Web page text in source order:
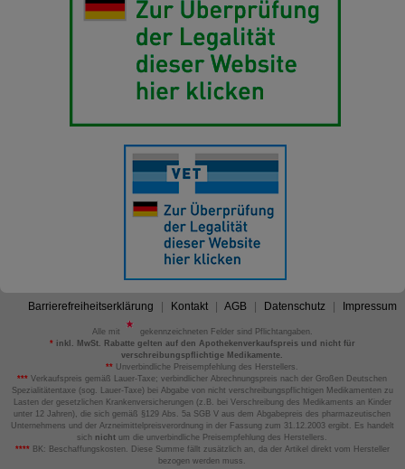
Barrierefreiheitserklärung Kontakt AGB Datenschutz Impressum
Alle mit
gekennzeichneten Felder sind Pflichtangaben.
*inkl. MwSt. Rabatte gelten auf den Apothekenverkaufspreis und nicht für
verschreibungspflichtige Medikamente.
** Unverbindliche Preisempfehlung des Herstellers.
*** Verkaufspreis gemäß Lauer-Taxe; verbindlicher Abrechnungspreis nach der Großen Deutschen
Spezialitätentaxe (sog. Lauer-Taxe) bei Abgabe von nicht verschreibungspflichtigen Medikamenten zu
Lasten der gesetzlichen Krankenversicherungen (z.B. bei Verschreibung des Medikaments an Kinder
unter 12 Jahren), die sich gemäß §129 Abs. 5a SGB V aus dem Abgabepreis des pharmazeutischen
Unternehmens und der Arzneimittelpreisverordnung in der Fassung zum 31.12.2003 ergibt. Es handelt
sich nicht um die unverbindliche Preisempfehlung des Herstellers.
****BK: Beschaffungskosten. Diese Summe fällt zusätzlich an, da der Artikel direkt vom Hersteller
bezogen werden muss.